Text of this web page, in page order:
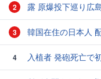
2 露 原爆投下巡り広
3 韓国在住の日本人
4 入植者 発砲死亡で